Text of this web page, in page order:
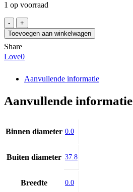
1 op voorraad
HIWIN
R40-
20-
FSC
/1260
Toevoegen aan winkelwagen
Share
Love0
Aanvullende informatie
Aanvullende informatie
Binnen diameter 0.0
Buiten diameter 37.8
Breedte 0.0